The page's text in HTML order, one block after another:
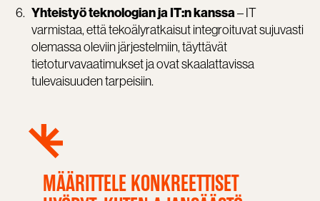
Yhteistyö teknologian ja IT:n kanssa– IT
varmistaa, että tekoälyratkaisut integroituvat sujuvasti
olemassa oleviin järjestelmiin, täyttävät
tietoturvavaatimukset ja ovat skaalattavissa
tulevaisuuden tarpeisiin.
MÄÄRITTELE KONKREETTISET